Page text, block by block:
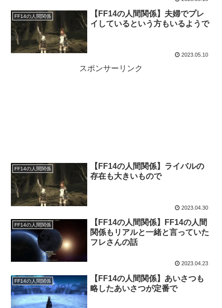
FF14の人間関係
【FF14の人間関係】夫婦でプレ
イしているという方もいるようで
2023.05.10
スポンサーリンク
FF14の人間関係
【FF14の人間関係】ライバルの
存在も大きいもので
2023.04.30
FF14の人間関係
【FF14の人間関係】FF14の人間
関係もリアルと一緒と言っていた
フレさんの話
2023.04.23
FF14の人間関係
【FF14の人間関係】あいさつも
略したあいさつが定番で